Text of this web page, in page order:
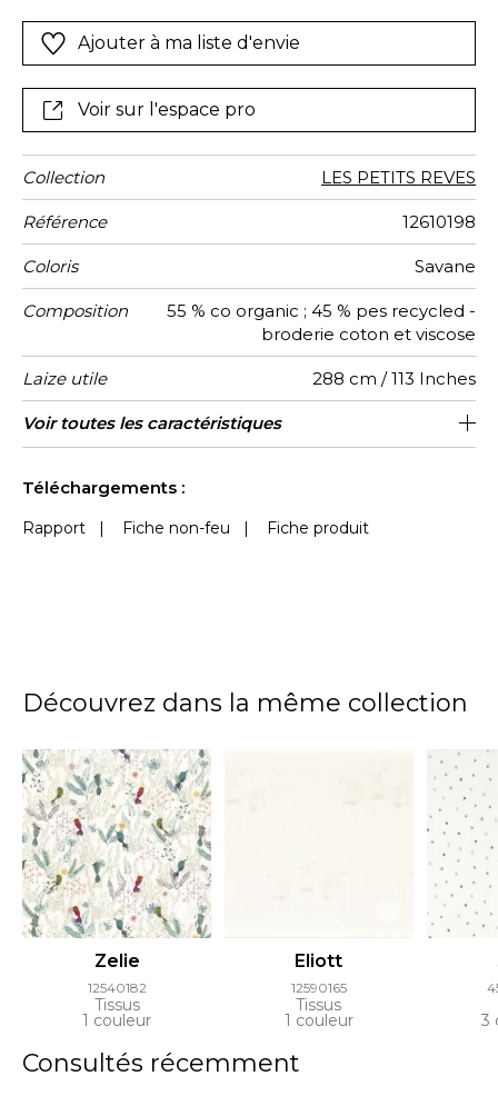
coordonnent parfaitement aux papiers peints «In the
heart of the jungle» et «Companions of the jungle» de
enchanteur, où chaque détail raconte une histoire
douce et joyeuse.
Ajouter à ma liste d'envie
Voir sur l'espace pro
Collection LES PETITS REVES
Référence 12610198
Coloris Savane
Composition
55 % co organic ; 45 % pes recycled -
broderie coton et viscose
Laize utile 288 cm / 113 Inches
Rétrécissement <3%
Raccord Raccord droit
Sens De haut
Poids g/m² 130
Usage
Entretien
Pays
d'origine
Inde
Rapport
Horizontal
32 cm / 13 Inches
Rapport
Vertical
32 cm / 13 Inches
Voir toutes les caractéristiques
Téléchargements :
Rapport | Fiche non-feu | Fiche produit
Découvrez dans la même collection
Zelie
12540182
Tissus
1 couleur
Eliott
12590165
Tissus
1 couleur 3
Consultés récemment